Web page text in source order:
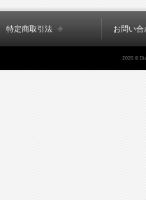
特定商取引法 お問い
2026 ©